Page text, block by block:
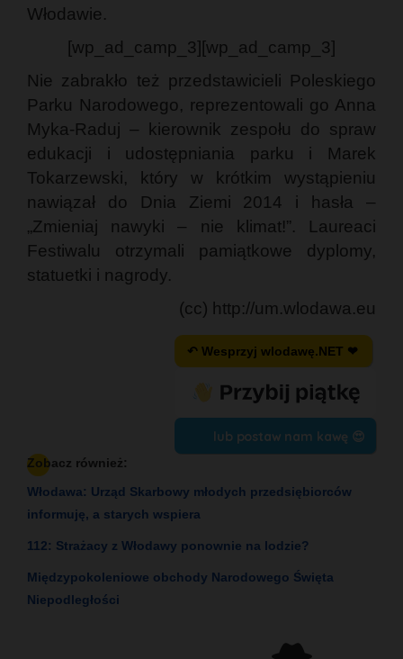
Włodawie.
[wp_ad_camp_3][wp_ad_camp_3]
Nie zabrakło też przedstawicieli Poleskiego
Parku Narodowego, reprezentowali go Anna
Myka-Raduj – kierownik zespołu do spraw
edukacji i udostępniania parku i Marek
Tokarzewski, który w krótkim wystąpieniu
nawiązał do Dnia Ziemi 2014 i hasła –
„Zmieniaj nawyki – nie klimat!”. Laureaci
Festiwalu otrzymali pamiątkowe dyplomy,
statuetki i nagrody.
(cc) http://um.wlodawa.eu
↶ Wesprzyj wlodawę.NET ❤
lub postaw nam kawę 😍
Zobacz również:
Włodawa: Urząd Skarbowy młodych przedsiębiorców
informuję, a starych wspiera
112: Strażacy z Włodawy ponownie na lodzie?
Międzypokoleniowe obchody Narodowego Święta
Niepodległości